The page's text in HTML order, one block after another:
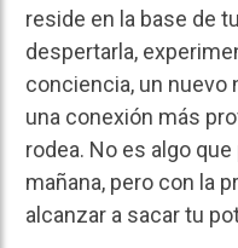
reside en la base de
despertarla,
conciencia, un nuevo
una conexión más
rodea. No es algo
mañana, pero con la
alcanzar a sacar tu